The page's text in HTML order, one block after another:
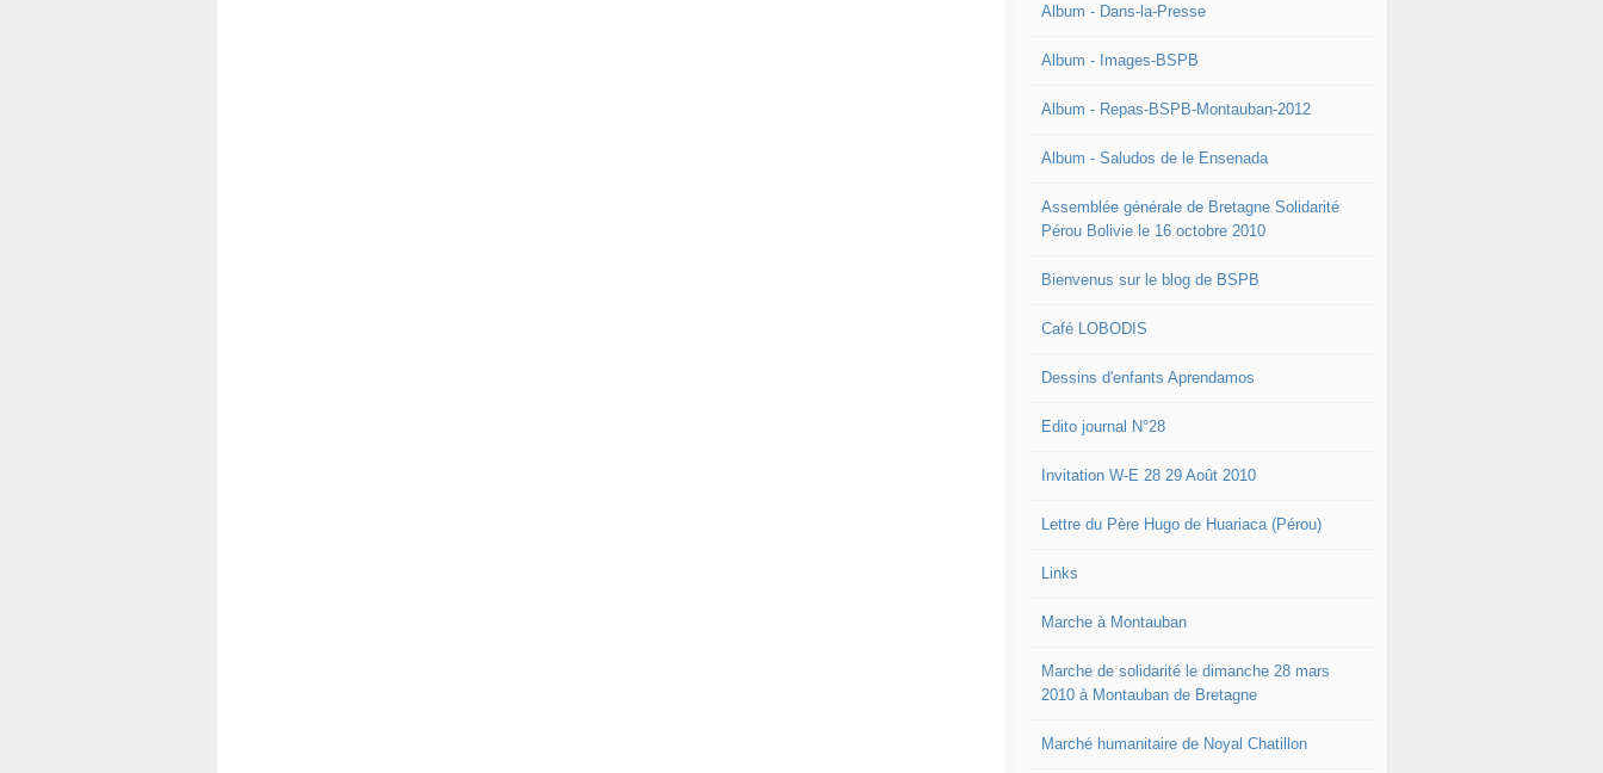
Album - Dans-la-Presse
Album - Images-BSPB
Album - Repas-BSPB-Montauban-2012
Album - Saludos de le Ensenada
Assemblée générale de Bretagne Solidarité
Pérou Bolivie le 16 octobre 2010
Bienvenus sur le blog de BSPB
Café LOBODIS
Dessins d'enfants Aprendamos
Edito journal N°28
Invitation W-E 28 29 Août 2010
Lettre du Père Hugo de Huariaca (Pérou)
Links
Marche à Montauban
Marche de solidarité le dimanche 28 mars
2010 à Montauban de Bretagne
Marché humanitaire de Noyal Chatillon